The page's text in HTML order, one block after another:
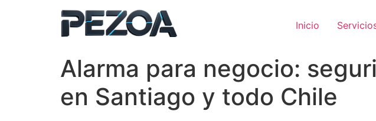
Inicio
Alarma para negocio:
en Santiago y todo Chile